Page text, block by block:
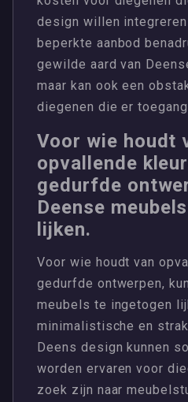
design willen
beperkte aanbod
gewilde aard van
maar kan ook een
diegenen die er
Voor wie houdt
opvallende
gedurfde
Deense
lijken.
Voor wie houdt van
gedurfde ontwerpen,
meubels te ingetogen
minimalistische en
Deens design kunnen
worden ervaren voor
zoek zijn naar